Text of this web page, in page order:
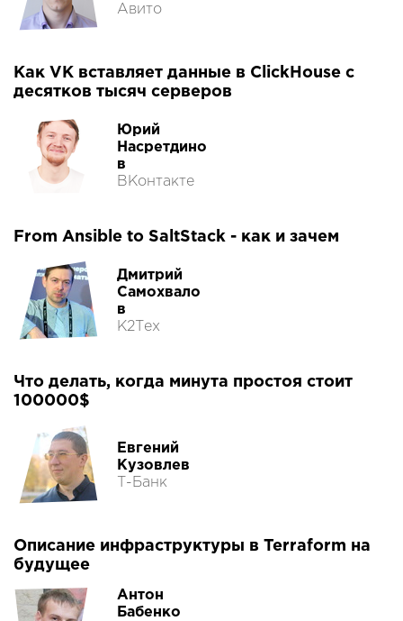
Авито
Как VK вставляет данные в ClickHouse с
десятков тысяч серверов
Юрий
Насретдино
в
ВКонтакте
From Ansible to SaltStack - как и зачем
Дмитрий
Самохвало
в
К2Тех
Что делать, когда минута простоя стоит
100000$
Евгений
Кузовлев
Т-Банк
Описание инфраструктуры в Terraform на
будущее
Антон
Бабенко